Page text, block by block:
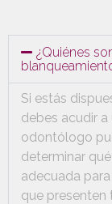
¿Quiénes
Si estás
debes acudir
odontólogo
determinar
adecuada
que presenten